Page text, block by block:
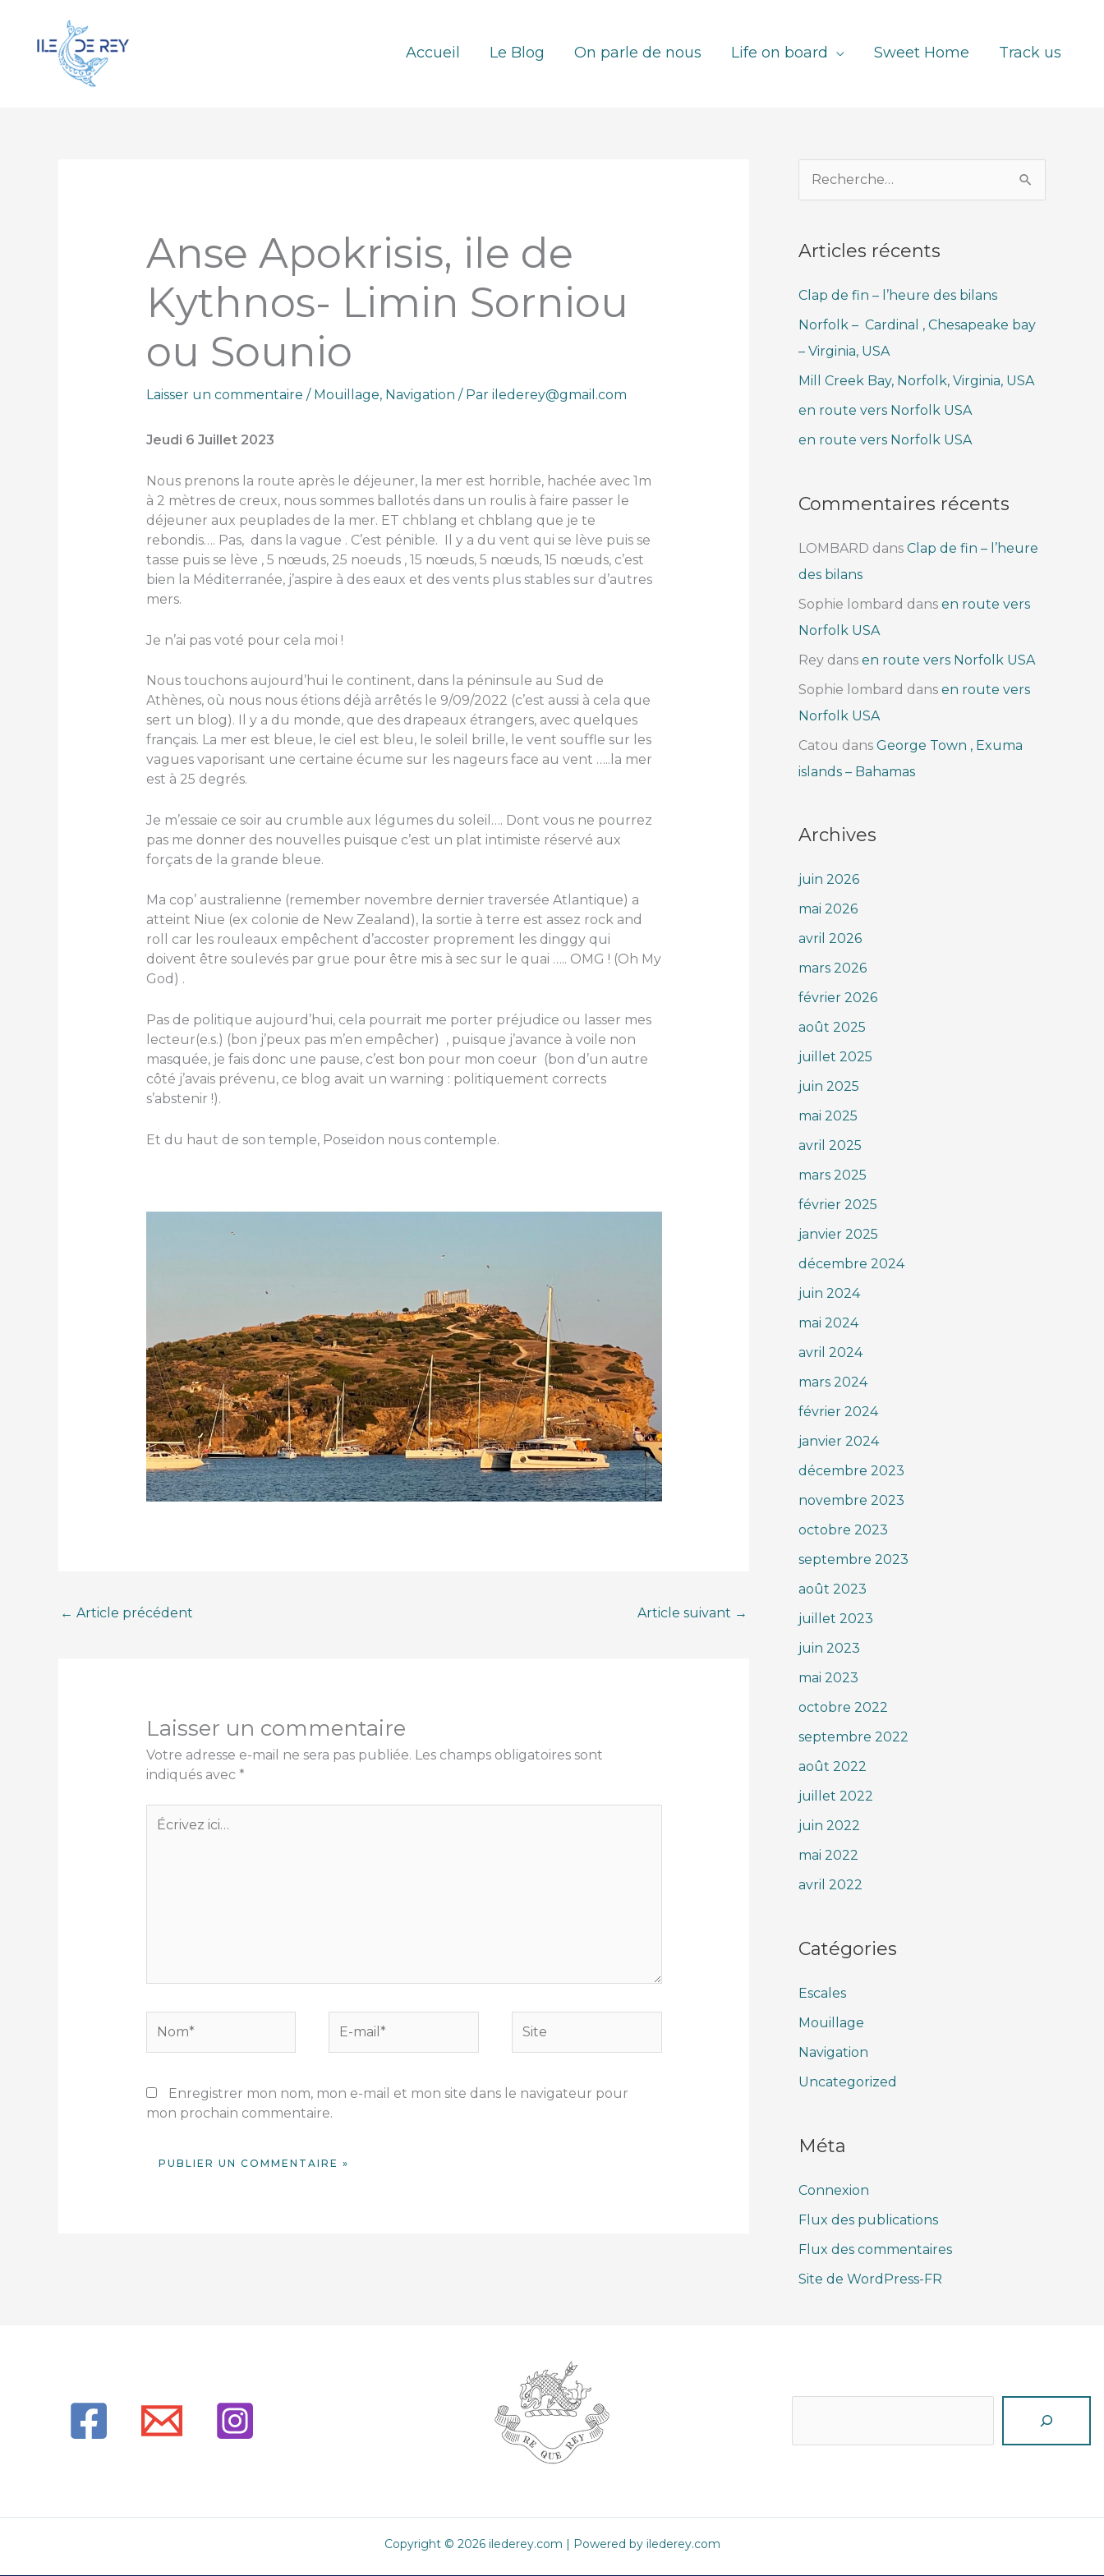
contenu
Accueil Le Blog On parle de nous Life on board Sweet Home Track us
Anse Apokrisis, ile de
Kythnos- Limin Sorniou
ou Sounio
Laisser un commentaire / Mouillage, Navigation / Par ilederey@gmail.com
Jeudi 6 Juillet 2023
Nous prenons la route après le déjeuner, la mer est horrible, hachée avec 1m
à 2 mètres de creux, nous sommes ballotés dans un roulis à faire passer le
déjeuner aux peuplades de la mer. ET chblang et chblang que je te
rebondis…. Pas, dans la vague . C’est pénible. Il y a du vent qui se lève puis se
tasse puis se lève , 5 nœuds, 25 noeuds , 15 nœuds, 5 nœuds, 15 nœuds, c’est
bien la Méditerranée, j’aspire à des eaux et des vents plus stables sur d’autres
mers.
Je n’ai pas voté pour cela moi !
Nous touchons aujourd’hui le continent, dans la péninsule au Sud de
Athènes, où nous nous étions déjà arrêtés le 9/09/2022 (c’est aussi à cela que
sert un blog). Il y a du monde, que des drapeaux étrangers, avec quelques
français. La mer est bleue, le ciel est bleu, le soleil brille, le vent souffle sur les
vagues vaporisant une certaine écume sur les nageurs face au vent …..la mer
est à 25 degrés.
Je m’essaie ce soir au crumble aux légumes du soleil…. Dont vous ne pourrez
pas me donner des nouvelles puisque c’est un plat intimiste réservé aux
forçats de la grande bleue.
Ma cop’ australienne (remember novembre dernier traversée Atlantique) a
atteint Niue (ex colonie de New Zealand), la sortie à terre est assez rock and
roll car les rouleaux empêchent d’accoster proprement les dinggy qui
doivent être soulevés par grue pour être mis à sec sur le quai ….. OMG ! (Oh My
God) .
Pas de politique aujourd’hui, cela pourrait me porter préjudice ou lasser mes
lecteur(e.s.) (bon j’peux pas m’en empêcher) , puisque j’avance à voile non
masquée, je fais donc une pause, c’est bon pour mon coeur (bon d’un autre
côté j’avais prévenu, ce blog avait un warning : politiquement corrects
s’abstenir !).
Et du haut de son temple, Poseïdon nous contemple.
← Article précédent Article suivant →
Laisser un commentaire
Votre adresse e-mail ne sera pas publiée. Les champs obligatoires sont
indiqués avec *
ici…
mail*
Enregistrer mon nom, mon e-mail et mon site dans le navigateur pour
mon prochain commentaire.
e
h
r
c
h
e
r
Articles récents
Clap de fin – l’heure des bilans
Norfolk – Cardinal , Chesapeake bay
– Virginia, USA
Mill Creek Bay, Norfolk, Virginia, USA
en route vers Norfolk USA
en route vers Norfolk USA
Commentaires récents
LOMBARD dansClap de fin – l’heure
des bilans
Sophie lombard dansen route vers
Norfolk USA
Rey dansen route vers Norfolk USA
Sophie lombard dansen route vers
Norfolk USA
Catou dansGeorge Town , Exuma
islands – Bahamas
Archives
juin 2026
mai 2026
avril 2026
mars 2026
février 2026
août 2025
juillet 2025
juin 2025
mai 2025
avril 2025
mars 2025
février 2025
janvier 2025
décembre 2024
juin 2024
mai 2024
avril 2024
mars 2024
février 2024
janvier 2024
décembre 2023
novembre 2023
octobre 2023
septembre 2023
août 2023
juillet 2023
juin 2023
mai 2023
octobre 2022
septembre 2022
août 2022
juillet 2022
juin 2022
mai 2022
avril 2022
Catégories
Escales
Mouillage
Navigation
Uncategorized
Méta
Connexion
Flux des publications
Flux des commentaires
Site de WordPress-FR
Copyright © 2026 ilederey.com | Powered by ilederey.com